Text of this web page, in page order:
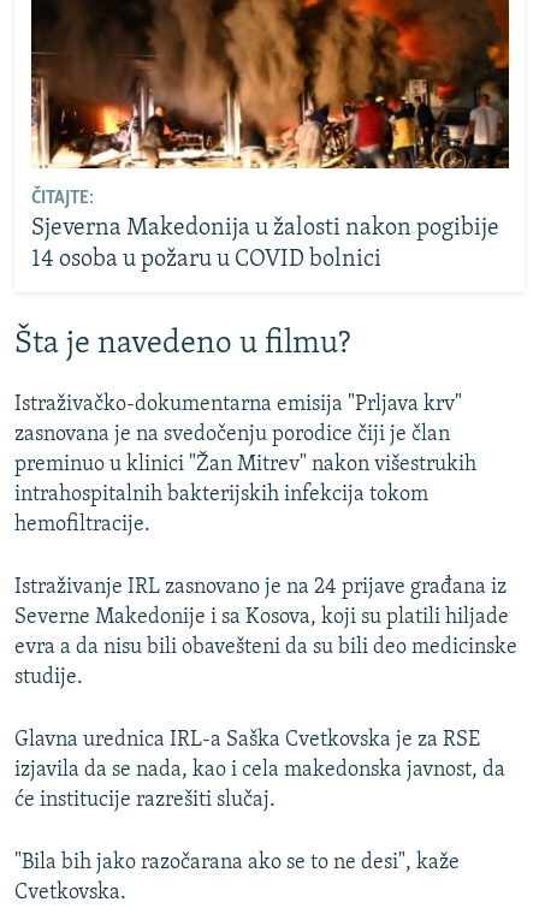
ČITAJTE:
Sjeverna Makedonija u žalosti nakon pogibije
14 osoba u požaru u COVID bolnici
Šta je navedeno u filmu?
Istraživačko-dokumentarna emisija "Prljava krv"
zasnovana je na svedočenju porodice čiji je član
preminuo u klinici "Žan Mitrev" nakon višestrukih
intrahospitalnih bakterijskih infekcija tokom
hemofiltracije.
Istraživanje IRL zasnovano je na 24 prijave građana iz
Severne Makedonije i sa Kosova, koji su platili hiljade
evra a da nisu bili obavešteni da su bili deo medicinske
studije.
Glavna urednica IRL-a Saška Cvetkovska je za RSE
izjavila da se nada, kao i cela makedonska javnost, da
će institucije razrešiti slučaj.
"Bila bih jako razočarana ako se to ne desi", kaže
Cvetkovska.